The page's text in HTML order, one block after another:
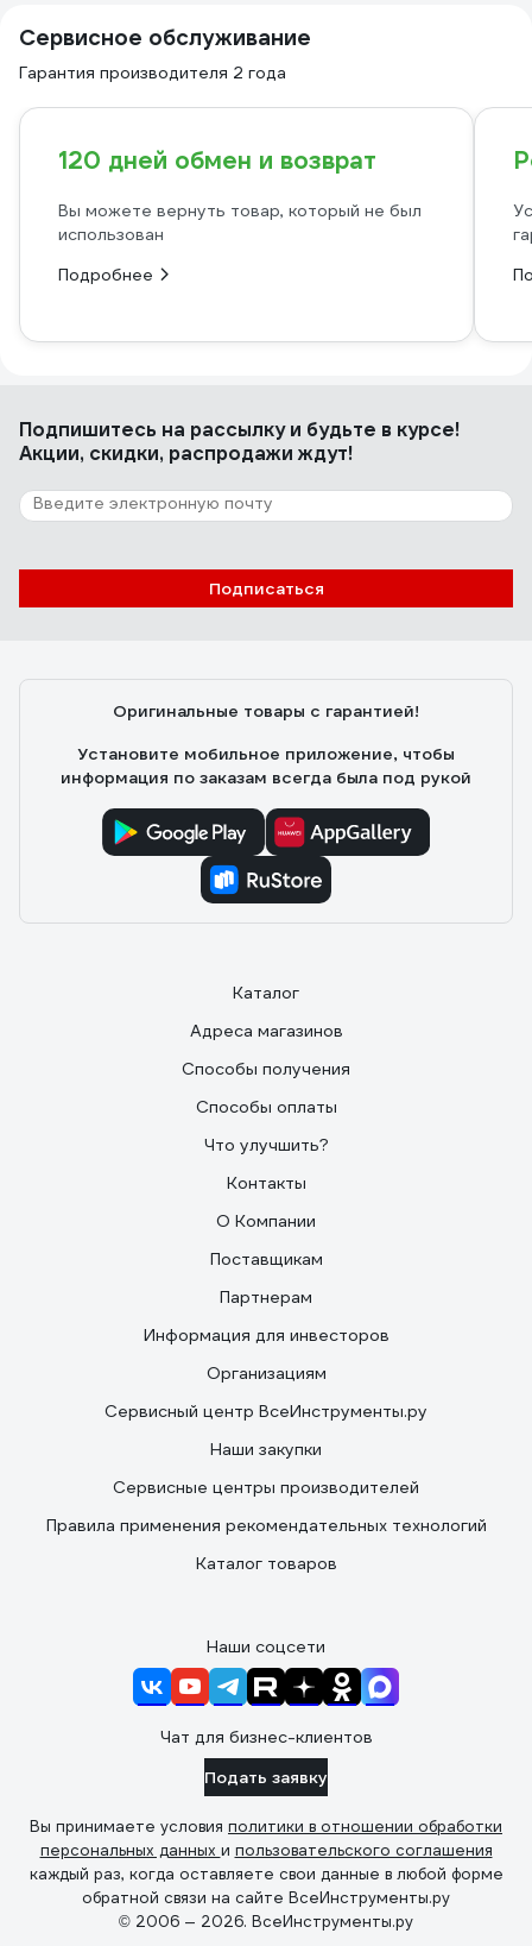
Сервисное обслуживание
Гарантия производителя 2 года
120 дней обмен и возврат
Вы можете вернуть товар, который не был
использован
Подробнее
Подпишитесь на рассылкуи будьте в курсе!
Акции, скидки, распродажи ждут!
Подписаться
Оригинальные товары с гарантией!
Установите мобильное приложение, чтобы
информация по заказам всегда была под рукой
Каталог
Адреса магазинов
Способы получения
Способы оплаты
Что улучшить?
Контакты
О Компании
Поставщикам
Партнерам
Информация для инвесторов
Организациям
Сервисный центр ВсеИнструменты.ру
Наши закупки
Сервисные центры производителей
Правила применения рекомендательных технологий
Каталог товаров
Наши соцсети
Чат для бизнес-клиентов
Подать заявку
Вы принимаете условия политики в отношении обработки
персональных данных и пользовательского соглашения
каждый раз, когда оставляете свои данные в любой форме
обратной связи на сайте ВсеИнструменты.ру
© 2006 — 2026. ВсеИнструменты.ру